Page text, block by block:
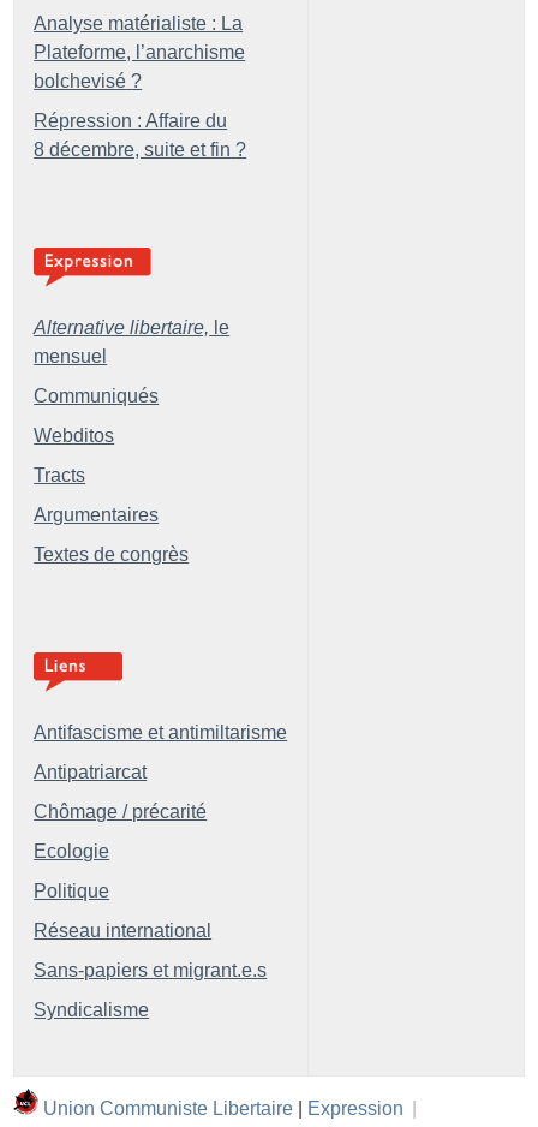
Analyse matérialiste : La
Plateforme, l’anarchisme
bolchevisé ?
Répression : Affaire du
8 décembre, suite et fin ?
Alternative libertaire, le
mensuel
Communiqués
Webditos
Tracts
Argumentaires
Textes de congrès
Antifascisme et antimiltarisme
Antipatriarcat
Chômage / précarité
Ecologie
Politique
Réseau international
Sans-papiers et migrant.e.s
Syndicalisme
Union Communiste Libertaire Expression